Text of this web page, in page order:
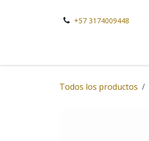
+57 3174009448
Todos los productos